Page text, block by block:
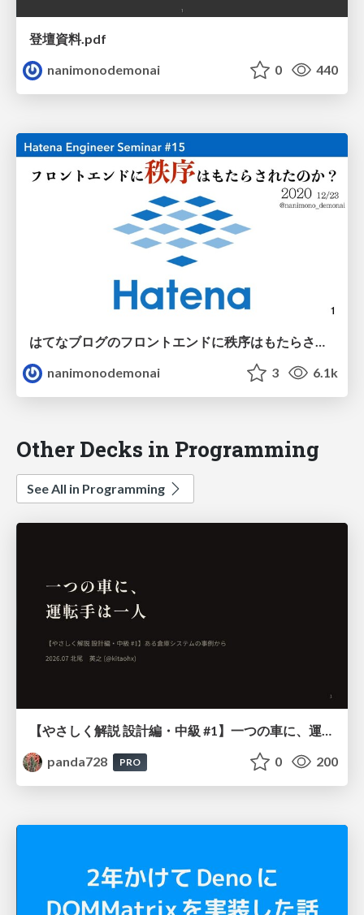
登壇資料.pdf
nanimonodemonai
0 440
nanimonodemonai
3 6.1k
Other Decks in Programming
See All in Programming
【やさしく解説 設計編・中級 #1】一つの車に、運転手は一人 ～ある倉庫システムの事例から～
panda728
PRO 0 200